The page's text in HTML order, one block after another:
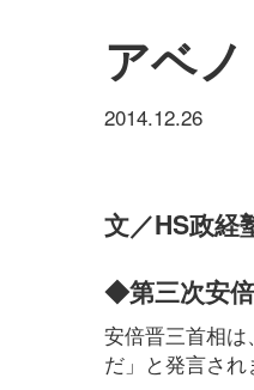
アベ
2014.12.26
文／HS政
◆第三次安
安倍晋三首相
だ」と発言され